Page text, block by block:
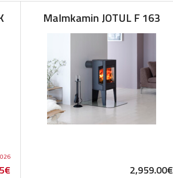
€Current
Malmkamin JOTUL F 163
2,959.00€